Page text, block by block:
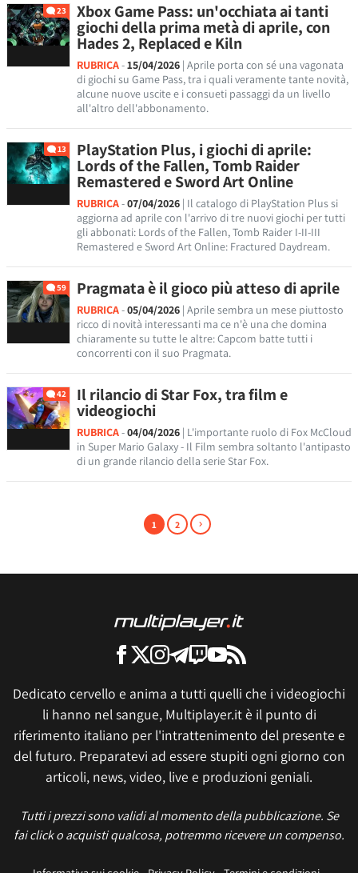
23 Xbox Game Pass: un'occhiata ai tanti
giochi della prima metà di aprile, con
Hades 2, Replaced e Kiln
RUBRICA-15/04/2026 | Aprile porta con sé una vagonata
di giochi su Game Pass, tra i quali veramente tante novità,
alcune nuove uscite e i consueti passaggi da un livello
all'altro dell'abbonamento.
13 PlayStation Plus, i giochi di aprile:
Lords of the Fallen, Tomb Raider
Remastered e Sword Art Online
RUBRICA-07/04/2026 | Il catalogo di PlayStation Plus si
aggiorna ad aprile con l'arrivo di tre nuovi giochi per tutti
gli abbonati: Lords of the Fallen, Tomb Raider I-II-III
Remastered e Sword Art Online: Fractured Daydream.
59 Pragmata è il gioco più atteso di aprile
RUBRICA-05/04/2026 | Aprile sembra un mese piuttosto
ricco di novità interessanti ma ce n'è una che domina
chiaramente su tutte le altre: Capcom batte tutti i
concorrenti con il suo Pragmata.
42 Il rilancio di Star Fox, tra film e
videogiochi
RUBRICA-04/04/2026 | L'importante ruolo di Fox McCloud
in Super Mario Galaxy - Il Film sembra soltanto l'antipasto
di un grande rilancio della serie Star Fox.
1 2
Dedicato cervello e anima a tutti quelli che i videogiochi
li hanno nel sangue, Multiplayer.it è il punto di
riferimento italiano per l'intrattenimento del presente e
del futuro. Preparatevi ad essere stupiti ogni giorno con
articoli, news, video, live e produzioni geniali.
Tutti i prezzi sono validi al momento della pubblicazione. Se
fai click o acquisti qualcosa, potremmo ricevere un compenso.